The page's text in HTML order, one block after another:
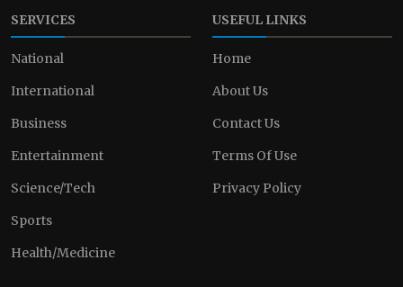
SERVICES
National
International
Business
Entertainment
Science/Tech
Sports
Health/Medicine
USEFUL LINKS
Home
About Us
Contact Us
Terms Of Use
Privacy Policy